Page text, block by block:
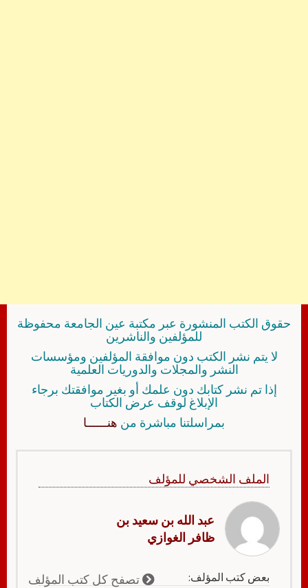
حقوق الكتب المنشورة عبر مكتبة عين الجامعة محفوظة
للمؤلفين والناشرين
لا يتم نشر الكتب دون موافقة المؤلفين ومؤسسات
النشر والمجلات والدوريات العلمية
إذا تم نشر كتابك دون علمك أو بغير موافقتك برجاء
الإبلاغ لوقف عرض الكتاب
بمراسلتنا مباشرة من هنــــــا
الملف الشخصي للمؤلف
عبد الله بن سعيد بن
ظافر الغوازي
بعض كتب المؤلف: تصفح كل كتب المؤلف